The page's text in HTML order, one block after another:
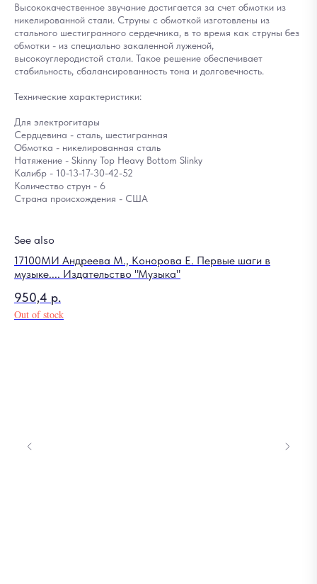
Высококачественное звучание достигается за счет обмотки из
никелированной стали. Струны с обмоткой изготовлены из
стального шестигранного сердечника, в то время как струны без
обмотки - из специально закаленной луженой,
высокоуглеродистой стали. Такое решение обеспечивает
стабильность, сбалансированность тона и долговечность.
Технические характеристики:
Для электрогитары
Сердцевина - сталь, шестигранная
Обмотка - никелированная сталь
Натяжение - Skinny Top Heavy Bottom Slinky
Калибр - 10-13-17-30-42-52
Количество струн - 6
Страна происхождения - США
See also
17100МИ Андреева М., Конорова Е. Первые шаги в
музыке.... Издательство "Музыка"
950,4 р.
Out of stock